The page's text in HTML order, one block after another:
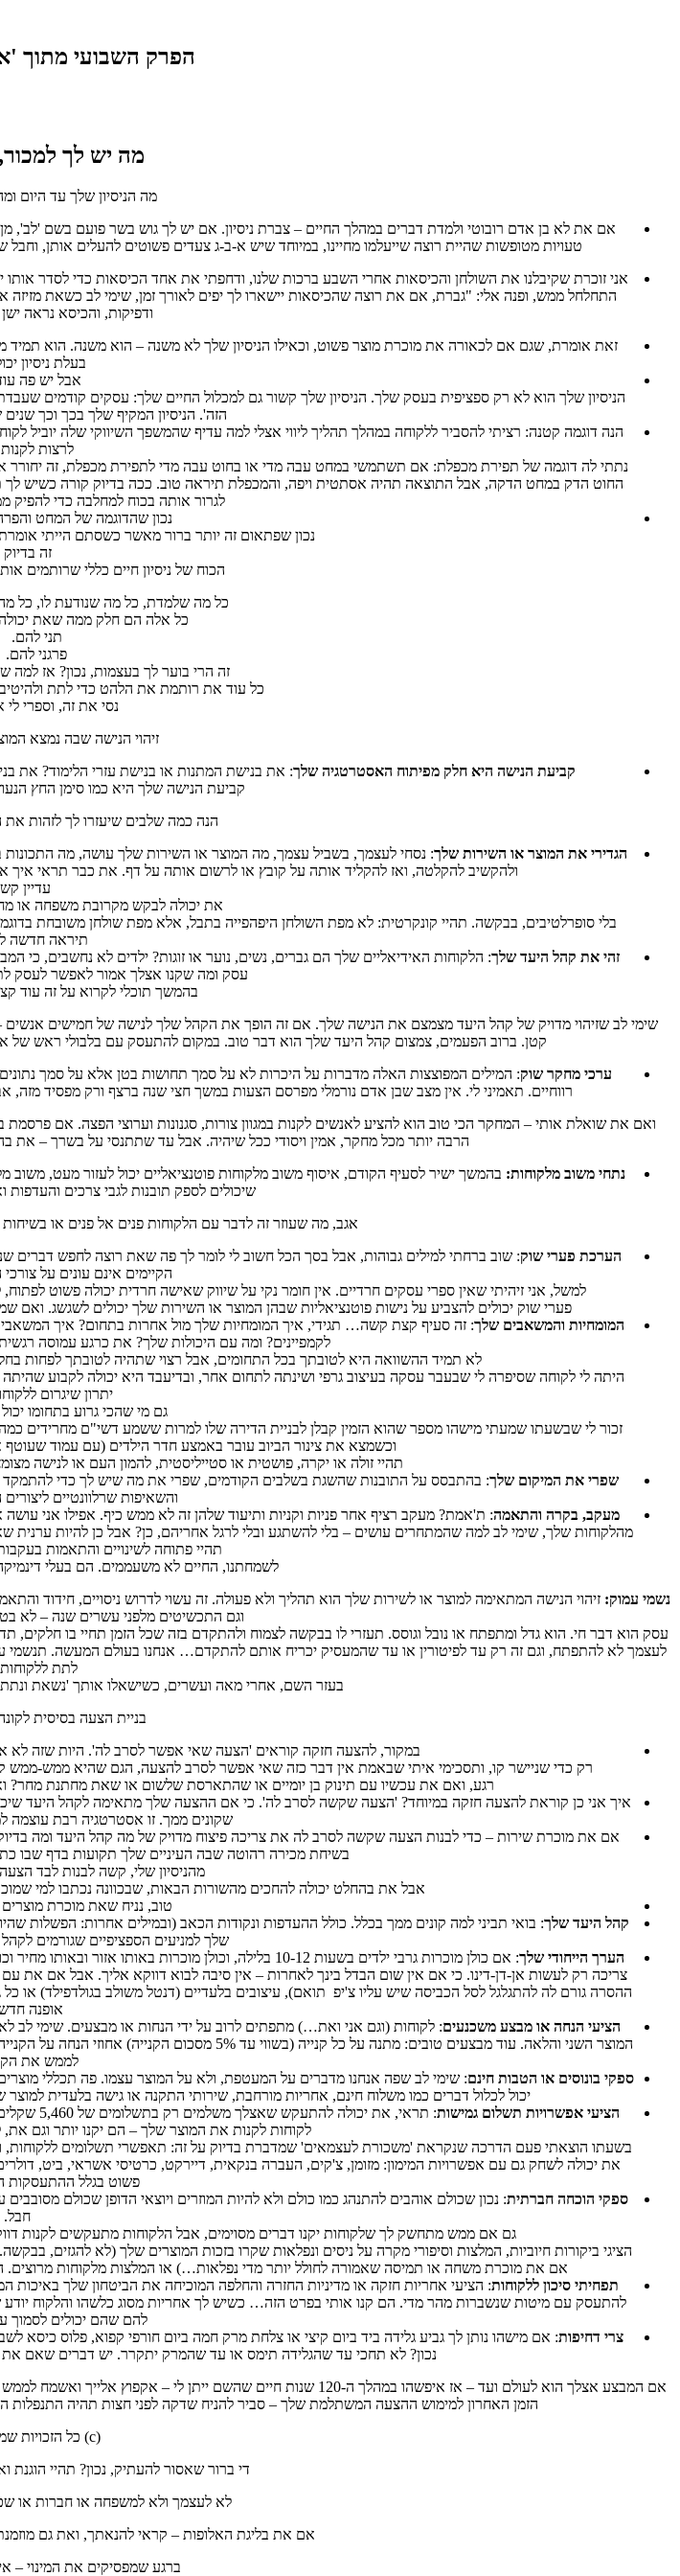
הפרק השבועי מתוך
מה יש לך
מה הניסיון שלך עד היום
אם את לא בן אדם רובוטי ולמדת דברים במהלך החיים – צברת ניסיון. אם יש לך גוש בשר פועם בשם
טעויות מטופשות שהיית רוצה שייעלמו מחיינו, במיוחד שיש א-ב-ג צעדים פשוטים להעלים אותן,
אני זוכרת שקיבלנו את השולחן והכיסאות אחרי השבע ברכות שלנו, ודחפתי את אחד הכיסאות כדי לסדר
התחלחל ממש, ופנה אלי: "גברת, אם את רוצה שהכיסאות יישארו לך יפים לאורך זמן, שימי לב כשאת
ודפיקות, והכיסא נראה
בעלת ניסיון
אבל יש פה
הניסיון שלך הוא לא רק ספציפית בעסק שלך. הניסיון שלך קשור גם למכלול החיים שלך: עסקים קודמים
הזה'. הניסיון המקיף שלך בכך וכך
הנה דוגמה קטנה: רציתי להסביר ללקוחה במהלך תהליך ליווי אצלי למה עדיף שהמשפך השיווקי שלה יוביל
לרצות
נתתי לה דוגמה של תפירת מכפלת: אם תשתמשי במחט עבה מדי או בחוט עבה מדי לתפירת מכפלת, זה
החוט הדק במחט הדקה, אבל התוצאה תהיה אסתטית ויפה, והמכפלת תיראה טוב. ככה בדיוק קורה כשיש לך
לגרור אותה בכוח למחלבה כדי להפיק
נכון שהדוגמה של המחט
נכון שפתאום זה יותר ברור מאשר כשסתם הייתי
זה בדיוק
הכוח של ניסיון חיים כללי שרותמים
כל מה שלמדת, כל מה שנודעת לו, כל
כל אלה הם חלק ממה שאת
תני להם.
פרגני להם.
זה הרי בוער לך בעצמות, נכון? אז
כל עוד את רותמת את הלהט כדי לתת
נסי את זה, וספרי לי
זיהוי הנישה שבה נמצא
קביעת הנישה היא חלק מפיתוח האסטרטגיה שלך: את בנישת המתנות או בנישת עזרי הלימוד? את
קביעת הנישה שלך היא כמו סימן החץ
הנה כמה שלבים שיעזרו לך לזהות
הגדירי את המוצר או השירות שלך: נסחי לעצמך, בשביל עצמך, מה המוצר או השירות שלך עושה, מה
ולהקשיב להקלטה, ואז להקליד אותה על קובץ או לרשום אותה על דף. את כבר תראי
עדיין
את יכולה לבקש מקרובת משפחה או
בלי סופרלטיבים, בבקשה. תהיי קונקרטית: לא מפת השולחן היפהפייה בתבל, אלא מפת שולחן משובחת
תיראה חדשה
זהי את קהל היעד שלך: הלקוחות האידיאליים שלך הם גברים, נשים, נוער או זוגות? ילדים לא נחשבים,
עסק ומה שקנו אצלך אמור לאפשר לעסק
בהמשך תוכלי לקרוא על זה עוד
שימי לב שזיהוי מדויק של קהל היעד מצמצם את הנישה שלך. אם זה הופך את הקהל שלך לנישה של חמישים
קטן. ברוב הפעמים, צמצום קהל היעד שלך הוא דבר טוב. במקום להתעסק עם בלבולי ראש של
ערכי מחקר שוק: המילים המפוצצות האלה מדברות על היכרות לא על סמך תחושות בטן אלא על סמך
רווחיים. תאמיני לי. אין מצב שבן אדם נורמלי מפרסם הצעות במשך חצי שנה ברצף ורק מפסיד
ואם את שואלת אותי – המחקר הכי טוב הוא להציע לאנשים לקנות במגוון צורות, סגנונות וערוצי הפצה. אם פרסמת
הרבה יותר מכל מחקר, אמין ויסודי ככל שיהיה. אבל עד שתתנסי על בשרך – את
נתחי משוב מלקוחות: בהמשך ישיר לסעיף הקודם, איסוף משוב מלקוחות פוטנציאליים יכול לעזור מעט, משוב
שיכולים לספק תובנות לגבי צרכים
אגב, מה שעוזר זה לדבר עם הלקוחות פנים אל פנים או
הערכת פערי שוק: שוב ברחתי למילים גבוהות, אבל בסך הכל חשוב לי לומר לך פה שאת רוצה לחפש דברים
הקיימים אינם עונים על
למשל, אני זיהיתי שאין ספרי עסקים חרדיים. אין חומר נקי על שיווק שאישה חרדית יכולה פשוט
פערי שוק יכולים להצביע על נישות פוטנציאליות שבהן המוצר או השירות שלך יכולים לשגשג.
המומחיות והמשאבים שלך: זה סעיף קצת קשה… תגידי, איך המומחיות שלך מול אחרות בתחום? איך
לקמפיינים? ומה עם היכולות שלך? את כרגע עמוסה
לא תמיד ההשוואה היא לטובתך בכל התחומים, אבל רצוי שתהיה לטובתך לפחות
היתה לי לקוחה שסיפרה לי שבעבר עסקה בעיצוב גרפי ושינתה לתחום אחר, ובדיעבד היא יכולה לקבוע
יתרון שיגרום
גם מי שהכי גרוע בתחומו
זכור לי שבשעתו שמעתי מישהו מספר שהוא הזמין קבלן לבניית הדירה שלו למרות ששמע דשי"ם
וכשמצא את צינור הביוב עובר באמצע חדר הילדים (עם עמוד
תהיי זולה או יקרה, פושטית או סטייליסטית, להמון העם או לנישה
שפרי את המיקום שלך: בהתבסס על התובנות שהשגת בשלבים הקודמים, שפרי את מה שיש לך כדי להתמקד
והשאיפות שרלוונטיים
מעקב, בקרה והתאמה: ת'אמת? מעקב רציף אחר פניות וקניות ותיעוד שלהן זה לא ממש כיף. אפילו אני
מהלקוחות שלך, שימי לב למה שהמתחרים עושים – בלי להשתגע ובלי לרגל אחריהם, כן? אבל כן להיות
תהיי פתוחה לשינויים והתאמות
לשמחתנו, החיים לא משעממים. הם בעלי
נשמי עמוק:זיהוי הנישה המתאימה למוצר או לשירות שלך הוא תהליך ולא פעולה. זה עשוי לדרוש ניסויים, חידוד
וגם התכשיטים מלפני עשרים שנה – לא
עסק הוא דבר חי. הוא גדל ומתפתח או נובל וגוסס. תעזרי לו בבקשה לצמוח ולהתקדם בזה שכל הזמן תחיי בו
לעצמך לא להתפתח, וגם זה רק עד לפיטורין או עד שהמעסיק יכריח אותם להתקדם… אנחנו בעולם המעשה.
לתת
בעזר השם, אחרי מאה ועשרים, כשישאלו אותך 'נשאת
בניית הצעה בסיסית
במקור, להצעה חזקה קוראים 'הצעה שאי אפשר לסרב לה'. היות שזה לא
רק כדי שניישר קו, ותסכימי איתי שבאמת אין דבר כזה שאי אפשר לסרב להצעה, הגם שהיא ממש-ממש קוסמת, בואי
רגע, ואם את עכשיו עם תינוק בן יומיים או שהתארסת שלשום או שאת מחתנת
איך אני כן קוראת להצעה חזקה במיוחד? 'הצעה שקשה לסרב לה'. כי אם ההצעה שלך מתאימה לקהל היעד
שקונים ממך. זו אסטרטגיה רבת עוצמה
אם את מוכרת שירות – כדי לבנות הצעה שקשה לסרב לה את צריכה פיצוח מדויק של מה קהל היעד ומה
בשיחת מכירה רהוטה שבה העיניים שלך תקועות בדף שבו
מהניסיון שלי, קשה לבנות לבד
אבל את בהחלט יכולה להחכים מהשורות הבאות, שבכוונה נכתבו למי
טוב, נניח שאת מוכרת
קהל היעד שלך: בואי תביני למה קונים ממך בכלל. כולל ההעדפות ונקודות הכאב (ובמילים אחרות:
שלך למניעים הספציפיים שגורמים
הערך הייחודי שלך
: אם כולן מוכרות גרבי ילדים בשעות 10-12 בלילה, וכולן
צריכה רק לעשות אן-דן-דינו. כי אם אין שום הבדל בינך לאחרות – אין סיבה לבוא דווקא אליך. אבל אם את
ההסרה גורם לה להתגלגל לסל הכביסה שיש עליו צ'יפ תואם), עיצובים בלעדיים (דנטל משולב בגולדפילד) או
אופנה
הציעי הנחה או מבצע משכנעים: לקוחות (וגם אני ואת…) מתפתים לרוב על ידי הנחות או מבצעים. שימי
המוצר השני והלאה. עוד מבצעים טובים: מתנה על כל
לממש את
ספקי בונוסים או הטבות חינם: שימי לב שפה אנחנו מדברים על המעטפת, ולא על המוצר עצמו. פה תכללי
יכול לכלול דברים כמו משלוח חינם, אחריות מורחבת, שירותי התקנה או גישה בלעדית
הציעי אפשרויות תשלום גמישות
לקוחות לקנות את המוצר שלך – הם יקנו יותר וגם
בשעתו הוצאתי פעם הדרכה שנקראת 'משכורת לעצמאים' שמדברת בדיוק על זה: תאפשרי תשלומים
את יכולה לשחק גם עם אפשרויות המימון: מזומן, צ'קים, העברה בנקאית, דיירקט, כרטיסי אשראי, ביט,
פשוט בגלל ההתעסקות
ספקי הוכחה חברתית: נכון שכולם אוהבים להתנהג כמו כולם ולא להיות המוזרים ויוצאי הדופן שכולם
חבל.
גם אם ממש מתחשק לך שלקוחות יקנו דברים מסוימים, אבל הלקוחות מתעקשים לקנות
הציגי ביקורות חיוביות, המלצות וסיפורי מקרה על ניסים ונפלאות שקרו בזכות המוצרים שלך (לא להגזים,
אם את מוכרת משחה או תמיסה שאמורה לחולל יותר מדי נפלאות…) או המלצות מלקוחות מרוצים.
תפחיתי סיכון ללקוחות
להתעסק עם מיטות שנשברות מהר מדי. הם קנו אותי בפרט הזה… כשיש לך אחריות מסוג כלשהו והלקוח
להם שהם יכולים לסמוך
צרי דחיפות: אם מישהו נותן לך גביע גלידה ביד ביום קיצי או צלחת מרק חמה ביום חורפי קפוא, פלוס
נכון? לא תחכי עד שהגלידה תימס או עד שהמרק יתקרר. יש דברים שאם את
אם המבצע אצלך הוא לעולם ועד – אז איפשהו במהלך ה-120 שנות חיים
הזמן האחרון למימוש ההצעה המשתלמת שלך – סביר להניח שדקה לפני חצות תהיה התנפלות
(c) כל הזכויות שמורות
די ברור שאסור להעתיק, נכון? תהיי
לא לעצמך ולא למשפחה או חברות או
אם את בליגת האלופות – קראי להנאתך, ואת גם
ברגע שמפסיקים את המינוי –